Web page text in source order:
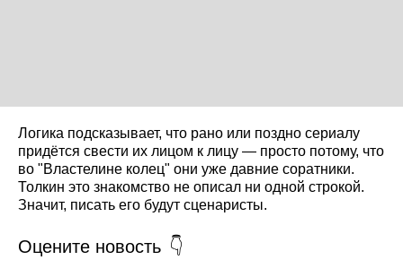
Логика подсказывает, что рано или поздно сериалу
придётся свести их лицом к лицу — просто потому, что
во "Властелине колец" они уже давние соратники.
Толкин это знакомство не описал ни одной строкой.
Значит, писать его будут сценаристы.
Оцените новость